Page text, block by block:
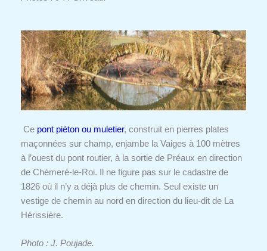
Ce pont piéton ou muletier, construit en pierres plates
maçonnées sur champ, enjambe la Vaiges à 100 mètres
à l’ouest du pont routier, à la sortie de Préaux en direction
de Chémeré-le-Roi. Il ne figure pas sur le cadastre de
1826 où il n’y a déjà plus de chemin. Seul existe un
vestige de chemin au nord en direction du lieu-dit de La
Hérissière.
Photo : J. Poujade.